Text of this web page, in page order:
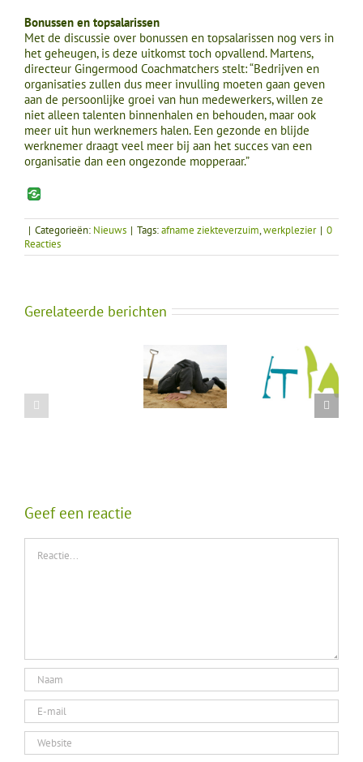
Bonussen en topsalarissen
Met de discussie over bonussen en topsalarissen nog vers in
het geheugen, is deze uitkomst toch opvallend. Martens,
directeur Gingermood Coachmatchers stelt: “Bedrijven en
organisaties zullen dus meer invulling moeten gaan geven
aan de persoonlijke groei van hun medewerkers, willen ze
niet alleen talenten binnenhalen en behouden, maar ook
meer uit hun werknemers halen. Een gezonde en blijde
werknemer draagt veel meer bij aan het succes van een
organisatie dan een ongezonde mopperaar.”
| Categorieën: Nieuws | Tags:afname ziekteverzuim,werkplezier | 0
Reacties
Gerelateerde berichten
Geef een reactie